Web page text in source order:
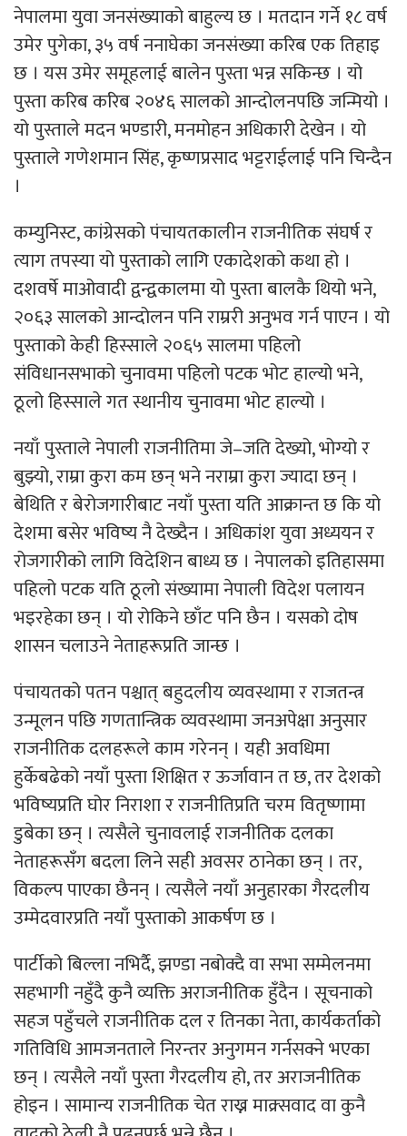
नेपालमा युवा जनसंख्याको बाहुल्य छ । मतदान गर्ने १८ वर्ष
उमेर पुगेका, ३५ वर्ष ननाघेका जनसंख्या करिब एक तिहाइ
छ । यस उमेर समूहलाई बालेन पुस्ता भन्न सकिन्छ । यो
पुस्ता करिब करिब २०४६ सालको आन्दोलनपछि जन्मियो ।
यो पुस्ताले मदन भण्डारी, मनमोहन अधिकारी देखेन । यो
पुस्ताले गणेशमान सिंह, कृष्णप्रसाद भट्टराईलाई पनि चिन्दैन
।
कम्युनिस्ट, कांग्रेसको पंचायतकालीन राजनीतिक संघर्ष र
त्याग तपस्या यो पुस्ताको लागि एकादेशको कथा हो ।
दशवर्षे माओवादी द्वन्द्वकालमा यो पुस्ता बालकै थियो भने,
२०६३ सालको आन्दोलन पनि राम्ररी अनुभव गर्न पाएन । यो
पुस्ताको केही हिस्साले २०६५ सालमा पहिलो
संविधानसभाको चुनावमा पहिलो पटक भोट हाल्यो भने,
ठूलो हिस्साले गत स्थानीय चुनावमा भोट हाल्यो ।
नयाँ पुस्ताले नेपाली राजनीतिमा जे–जति देख्यो, भोग्यो र
बुझ्यो, राम्रा कुरा कम छन् भने नराम्रा कुरा ज्यादा छन् ।
बेथिति र बेरोजगारीबाट नयाँ पुस्ता यति आक्रान्त छ कि यो
देशमा बसेर भविष्य नै देख्दैन । अधिकांश युवा अध्ययन र
रोजगारीको लागि विदेशिन बाध्य छ । नेपालको इतिहासमा
पहिलो पटक यति ठूलो संख्यामा नेपाली विदेश पलायन
भइरहेका छन् । यो रोकिने छाँट पनि छैन । यसको दोष
शासन चलाउने नेताहरूप्रति जान्छ ।
पंचायतको पतन पश्चात् बहुदलीय व्यवस्थामा र राजतन्त्र
उन्मूलन पछि गणतान्त्रिक व्यवस्थामा जनअपेक्षा अनुसार
राजनीतिक दलहरूले काम गरेनन् । यही अवधिमा
हुर्केबढेको नयाँ पुस्ता शिक्षित र ऊर्जावान त छ, तर देशको
भविष्यप्रति घोर निराशा र राजनीतिप्रति चरम वितृष्णामा
डुबेका छन् । त्यसैले चुनावलाई राजनीतिक दलका
नेताहरूसँग बदला लिने सही अवसर ठानेका छन् । तर,
विकल्प पाएका छैनन् । त्यसैले नयाँ अनुहारका गैरदलीय
उम्मेदवारप्रति नयाँ पुस्ताको आकर्षण छ ।
पार्टीको बिल्ला नभिर्दै, झण्डा नबोक्दै वा सभा सम्मेलनमा
सहभागी नहुँदै कुनै व्यक्ति अराजनीतिक हुँदैन । सूचनाको
सहज पहुँचले राजनीतिक दल र तिनका नेता, कार्यकर्ताको
गतिविधि आमजनताले निरन्तर अनुगमन गर्नसक्ने भएका
छन् । त्यसैले नयाँ पुस्ता गैरदलीय हो, तर अराजनीतिक
होइन । सामान्य राजनीतिक चेत राख्न माक्र्सवाद वा कुनै